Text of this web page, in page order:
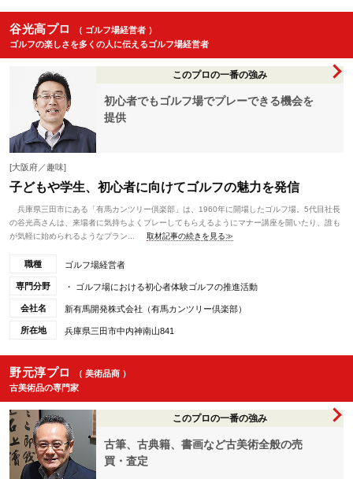
谷光高プロ
（ ゴルフ場経営者 ）
ゴルフの楽しさを多くの人に伝えるゴルフ場経営者
このプロの一番の強み
初心者でもゴルフ場でプレーできる機会を
提供
[大阪府／趣味]
子どもや学生、初心者に向けてゴルフの魅力を発信
兵庫県三田市にある「有馬カンツリー倶楽部」は、1960年に開場したゴルフ場。5代目社長
の谷光高さんは、来場者に気持ちよくプレーしてもらえるようにマナー講座を開いたり、誰も
が気軽に始められるようなプラン...
取材記事の続きを見る≫
職種 ゴルフ場経営者
専門分野 ・ ゴルフ場における初心者体験ゴルフの推進活動
会社名 新有馬開発株式会社（有馬カンツリー倶楽部）
所在地 兵庫県三田市中内神南山841
野元淳プロ
（ 美術品商 ）
古美術品の専門家
このプロの一番の強み
古筆、古典籍、書画など古美術全般の売
買・査定